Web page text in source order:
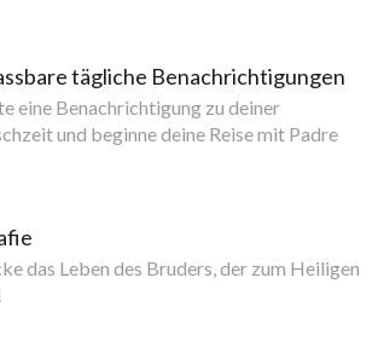
tägliche Benachrichtigungen
eine Benachrichtigung zu deiner
und beginne deine Reise mit Padre
das Leben des Bruders, der zum Heiligen